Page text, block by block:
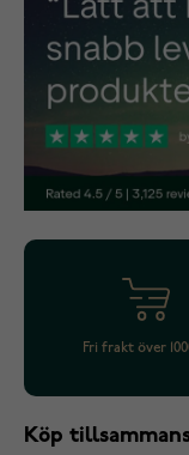
Fri frakt över
Köp